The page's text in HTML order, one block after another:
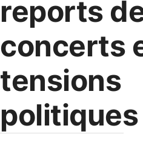
reports
concerts
tensions
politiques